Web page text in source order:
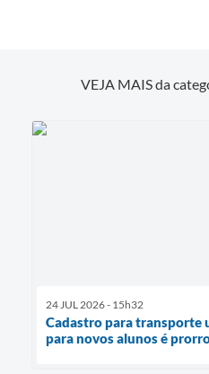
VEJA MAIS da
24 JUL 2026 - 15h32
Cadastro para transporte
para novos alunos é